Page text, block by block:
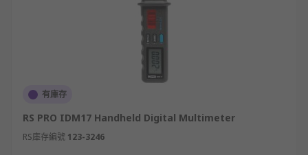
有庫存
RS PRO IDM17 Handheld Digital Multimeter
RS庫存編號 123-3246